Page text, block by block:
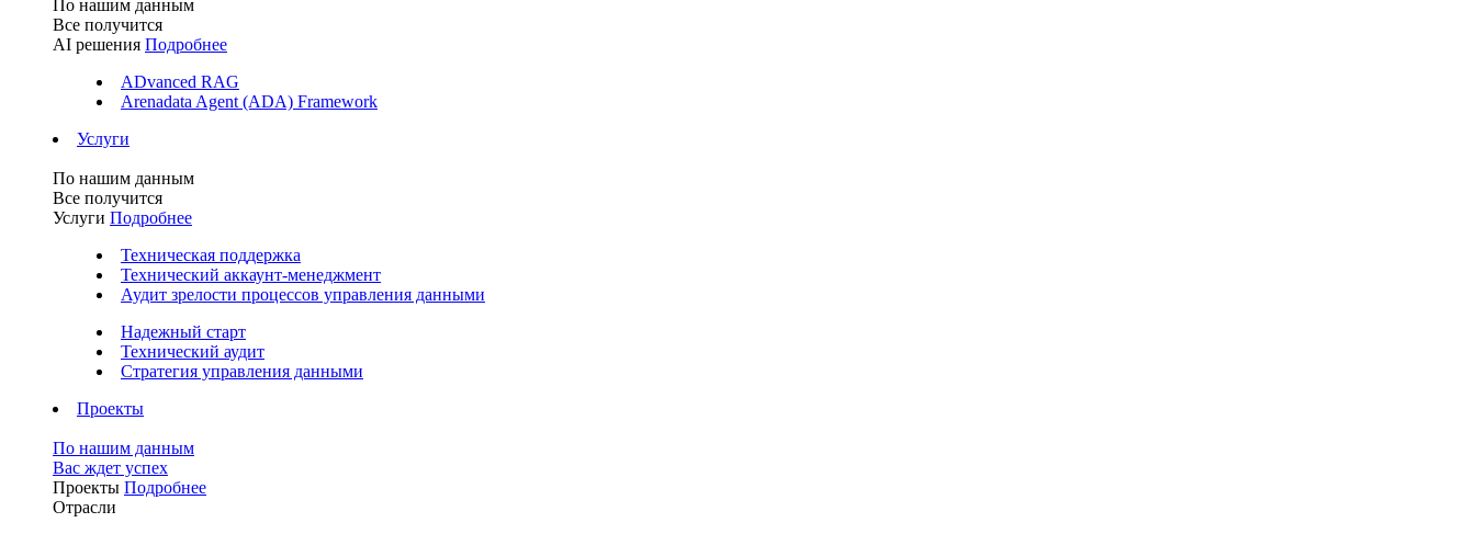
По нашим данным
Все получится
AI решения Подробнее
ADvanced RAG
Arenadata Agent (ADA) Framework
Услуги
По нашим данным
Все получится
Услуги Подробнее
Техническая поддержка
Технический аккаунт-менеджмент
Аудит зрелости процессов управления данными
Надежный старт
Технический аудит
Стратегия управления данными
Проекты
По нашим данным
Вас ждет успех
Проекты Подробнее
Отрасли